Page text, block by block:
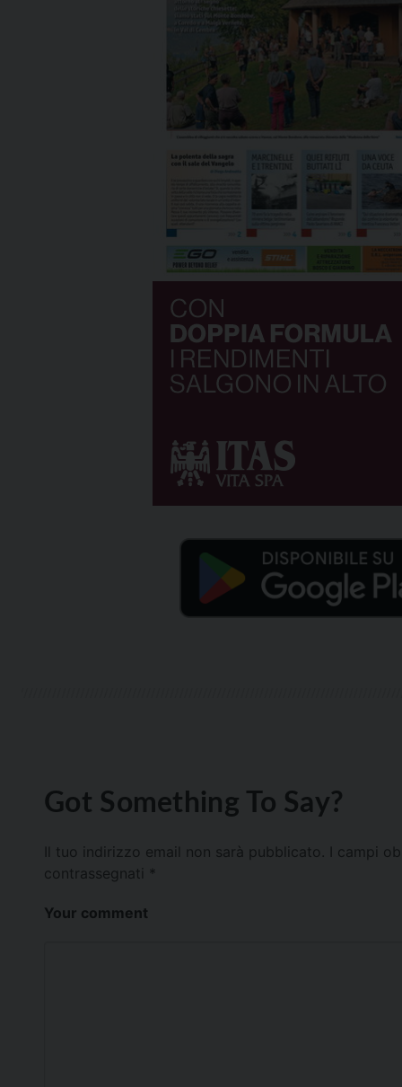
Got Something To Say?
Il tuo indirizzo email non sarà pubblicato.
I campi
contrassegnati *
Your comment